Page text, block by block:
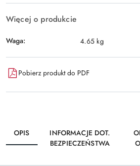
Więcej o produkcie
Waga: 4.65 kg
Pobierz produkt do PDF
OPIS
INFORMACJE DOT.
BEZPIECZEŃSTWA